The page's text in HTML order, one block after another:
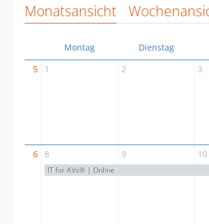
Monatsansicht
Montag Dienstag
5
1 2 3
6 8
IT for AVs® | Online
9 10